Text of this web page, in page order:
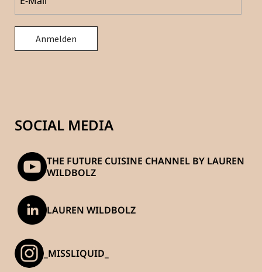
SOCIAL MEDIA
THE FUTURE CUISINE CHANNEL BY LAUREN
WILDBOLZ
LAUREN WILDBOLZ
_MISSLIQUID_